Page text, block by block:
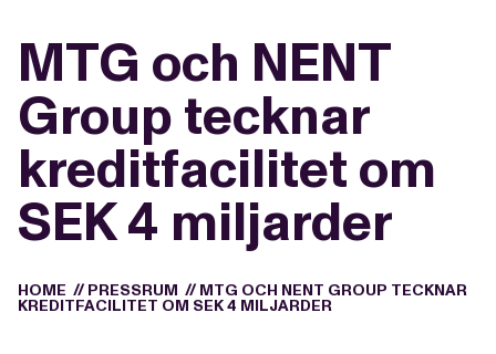
MTG och NENT
Group tecknar
kreditfacilitet om
SEK 4 miljarder
HOME // PRESSRUM // MTG OCH NENT GROUP TECKNAR
KREDITFACILITET OM SEK 4 MILJARDER